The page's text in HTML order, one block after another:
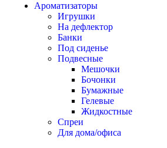
Ароматизаторы
Игрушки
На дефлектор
Банки
Под сиденье
Подвесные
Мешочки
Бочонки
Бумажные
Гелевые
Жидкостные
Спреи
Для дома/офиса